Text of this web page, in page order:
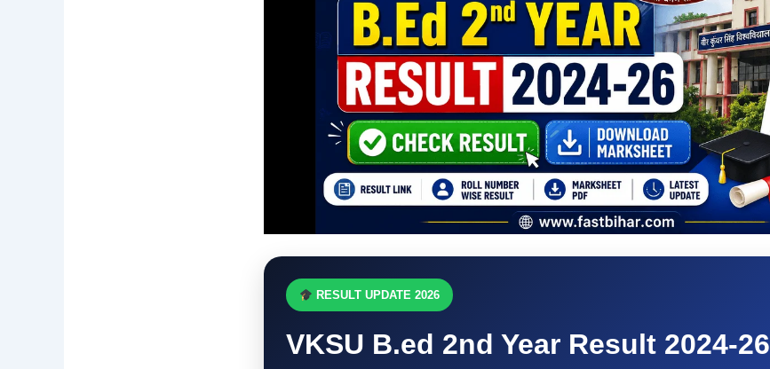
RESULT UPDATE 2026
VKSU B.ed 2nd Year Result 2024-26